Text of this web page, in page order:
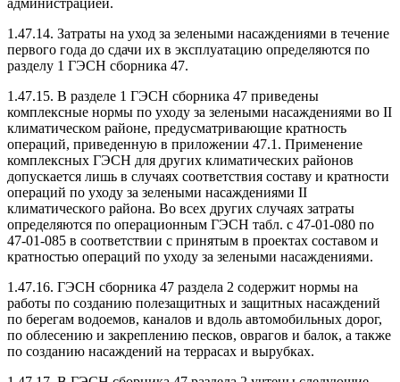
1.47.14. Затраты на уход за зелеными насаждениями в течение
первого года до сдачи их в эксплуатацию определяются по
разделу 1 ГЭСН сборника 47.
1.47.15. В разделе 1 ГЭСН сборника 47 приведены
комплексные нормы по уходу за зелеными насаждениями во II
климатическом районе, предусматривающие кратность
операций, приведенную в приложении 47.1. Применение
комплексных ГЭСН для других климатических районов
допускается лишь в случаях соответствия составу и кратности
операций по уходу за зелеными насаждениями II
климатического района. Во всех других случаях затраты
определяются по операционным ГЭСН табл. с 47-01-080 по
47-01-085 в соответствии с принятым в проектах составом и
кратностью операций по уходу за зелеными насаждениями.
1.47.16. ГЭСН сборника 47 раздела 2 содержит нормы на
работы по созданию полезащитных и защитных насаждений
по берегам водоемов, каналов и вдоль автомобильных дорог,
по облесению и закреплению песков, оврагов и балок, а также
по созданию насаждений на террасах и вырубках.